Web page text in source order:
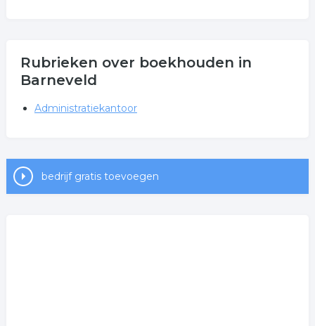
Rubrieken over boekhouden in
Barneveld
Administratiekantoor
bedrijf gratis toevoegen